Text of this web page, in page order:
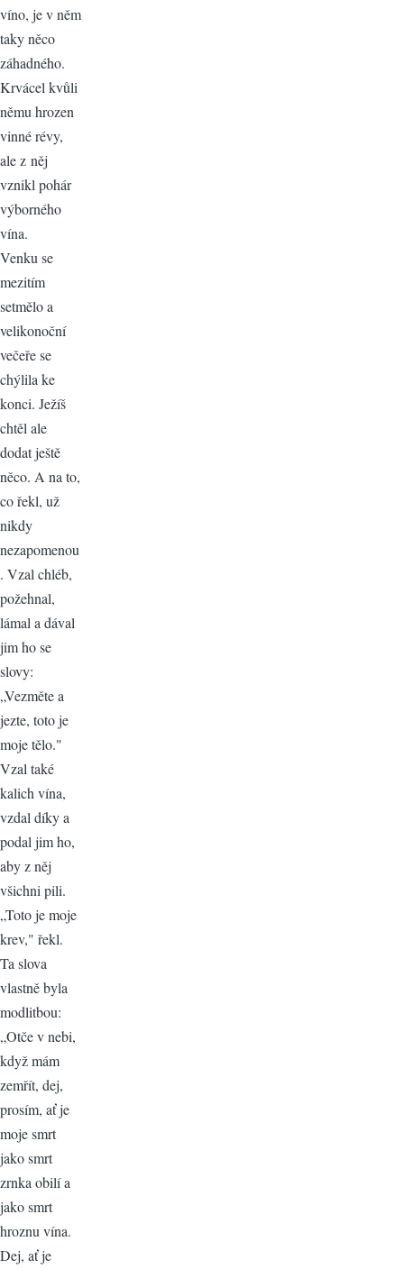
víno, je v něm
taky něco
záhadného.
Krvácel kvůli
němu hrozen
vinné révy,
ale z něj
vznikl pohár
výborného
vína.
Venku se
mezitím
setmělo a
velikonoční
večeře se
chýlila ke
konci. Ježíš
chtěl ale
dodat ještě
něco. A na to,
co řekl, už
nikdy
nezapomenou
. Vzal chléb,
požehnal,
lámal a dával
jim ho se
slovy:
„Vezměte a
jezte, toto je
moje tělo."
Vzal také
kalich vína,
vzdal díky a
podal jim ho,
aby z něj
všichni pili.
„Toto je moje
krev," řekl.
Ta slova
vlastně byla
modlitbou:
„Otče v nebi,
když mám
zemřít, dej,
prosím, ať je
moje smrt
jako smrt
zrnka obilí a
jako smrt
hroznu vína.
Dej, ať je